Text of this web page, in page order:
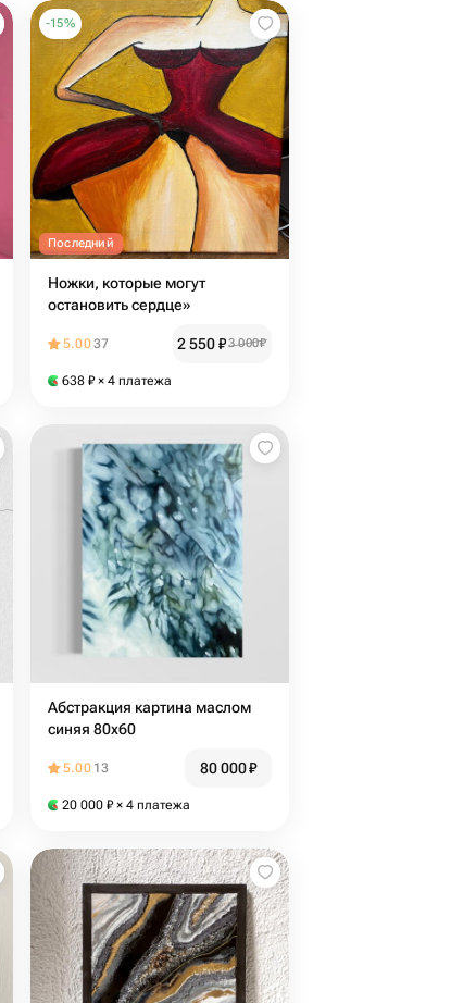
-15%
Последний
Ножки, которые могут
остановить сердце»
5.0037 2 550₽3 000₽
638 ₽ × 4 платежа
Абстракция картина маслом
синяя 80х60
5.00 13 80 000₽
20 000 ₽ × 4 платежа